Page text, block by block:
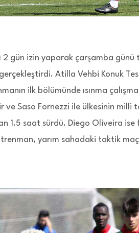
2 gün izin yaparak çarşamba
Atilla Vehbi Konuk
ilk bölümünde ısınma
ve Saso Fornezzi ile ülkesinin milli
1.5 saat sürdü. Diego Oliveira
yarım sahadaki taktik